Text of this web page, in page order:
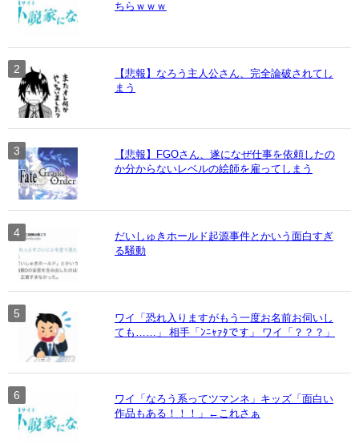
ちらｗｗｗ
【悲報】なろう主人公さん、完全論破されてし
まう
【悲報】FGOさん、遂になぜ仕事を依頼したの
か分からないレベルの絵師を雇ってしまう
だいしゅきホールド起源事件とかいう面白すぎ
る騒動
ワイ「恐れ入りますがもう一度お名前お伺いし
ても……」 相手「ﾝﾆｬｧﾀです」 ワイ「？？？」
ワイ「なろう系ってツマンネ」キッズ「面白い
作品もある！！！」←これさぁ